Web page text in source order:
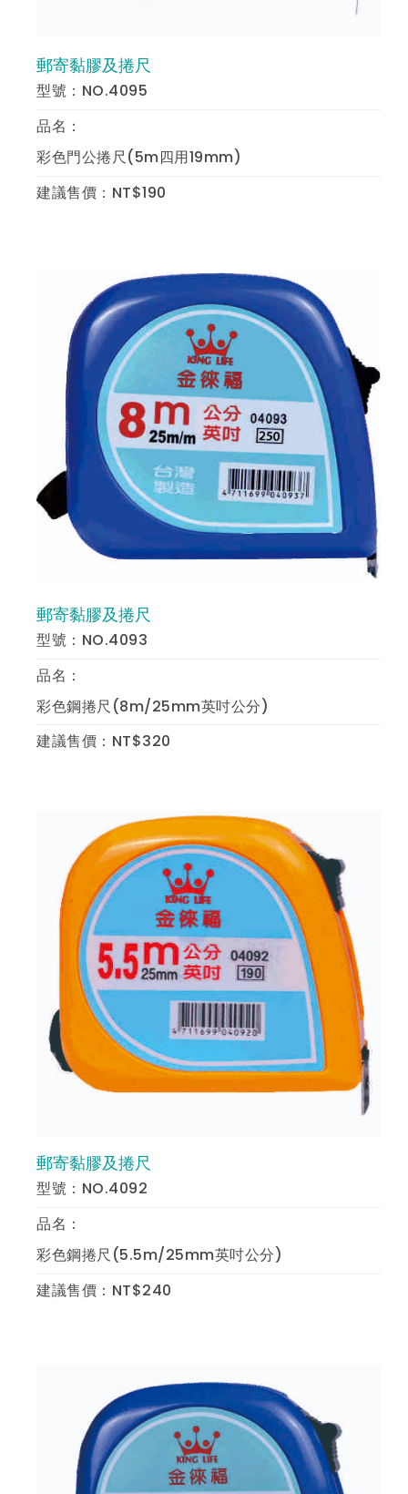
郵寄黏膠及捲尺
型號：NO.4095
品名：
彩色門公捲尺(5m四用19mm)
建議售價：NT$190
郵寄黏膠及捲尺
型號：NO.4093
品名：
彩色鋼捲尺(8m/25mm英吋公分)
建議售價：NT$320
郵寄黏膠及捲尺
型號：NO.4092
品名：
彩色鋼捲尺(5.5m/25mm英吋公分)
建議售價：NT$240